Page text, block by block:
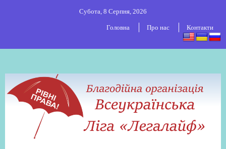
Субота, 8 Серпня, 2026
Головна Про нас Контакти